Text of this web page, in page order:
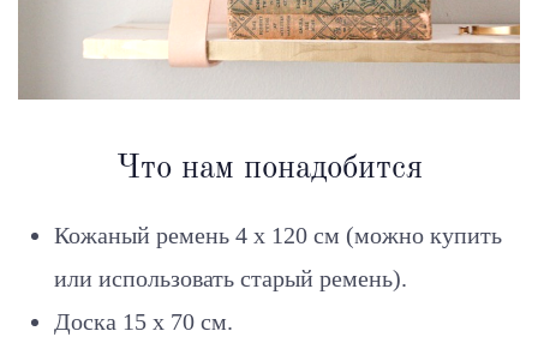
Что нам понадобится
Кожаный ремень 4 x 120 см (можно купить
или использовать старый ремень).
Доска 15 х 70 см.